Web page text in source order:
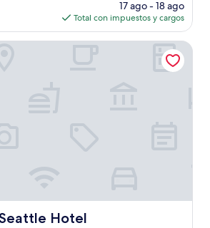
precio
actual
es
de
17 ago - 18 ago
Total con impuestos y cargos
Hotel
Hotel
Hotel